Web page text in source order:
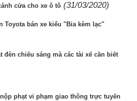
cửa cho xe ô tô (31/03/2020)
Toyota bán xe kiểu "Bia kèm lạc"
đèn chiếu sáng mà các tài xế cần biết
phạt vi phạm giao thông trực tuyến